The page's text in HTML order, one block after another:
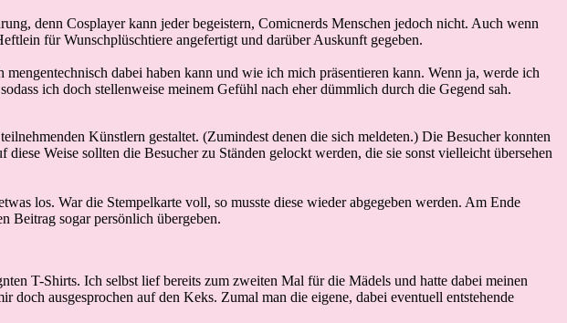
denn Cosplayer kann jeder begeistern, Comicnerds Menschen jedoch nicht. Auch wenn
für Wunschplüschtiere angefertigt und darüber Auskunft gegeben.
dabei haben kann und wie ich mich präsentieren kann. Wenn ja, werde ich
ich doch stellenweise meinem Gefühl nach eher dümmlich durch die Gegend sah.
Künstlern gestaltet. (Zumindest denen die sich meldeten.) Die Besucher konnten
Weise sollten die Besucher zu Ständen gelockt werden, die sie sonst vielleicht übersehen
los. War die Stempelkarte voll, so musste diese wieder abgegeben werden. Am Ende
Beitrag sogar persönlich übergeben.
T-Shirts. Ich selbst lief bereits zum zweiten Mal für die Mädels und hatte dabei meinen
ausgesprochen auf den Keks. Zumal man die eigene, dabei eventuell entstehende